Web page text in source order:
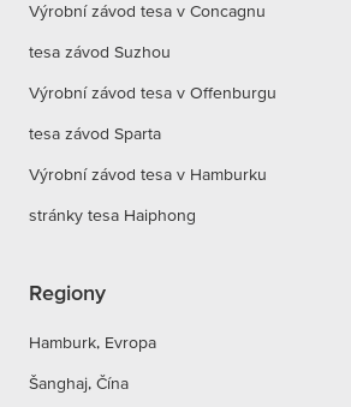
Výrobní závod tesa v Concagnu
tesa závod Suzhou
Výrobní závod tesa v Offenburgu
tesa závod Sparta
Výrobní závod tesa v Hamburku
stránky tesa Haiphong
Regiony
Hamburk, Evropa
Šanghaj, Čína